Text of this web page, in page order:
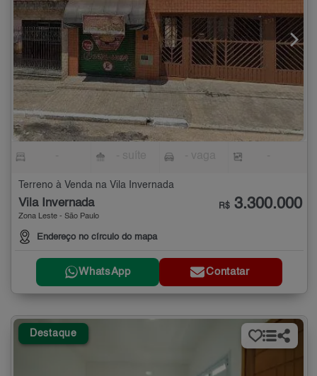
Terreno à Venda na Vila Invernada
Vila Invernada
Zona Leste - São Paulo
Endereço no círculo do mapa
R$ 3.300.000
WhatsApp Contatar
Destaque